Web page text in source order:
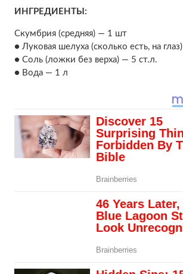
ИНГРЕДИЕНТЫ:
Скумбрия (средняя) — 1 шт
● Луковая шелуха (сколько есть, на глаз)
● Соль (ложки без верха) — 5 ст.л.
● Вода — 1 л